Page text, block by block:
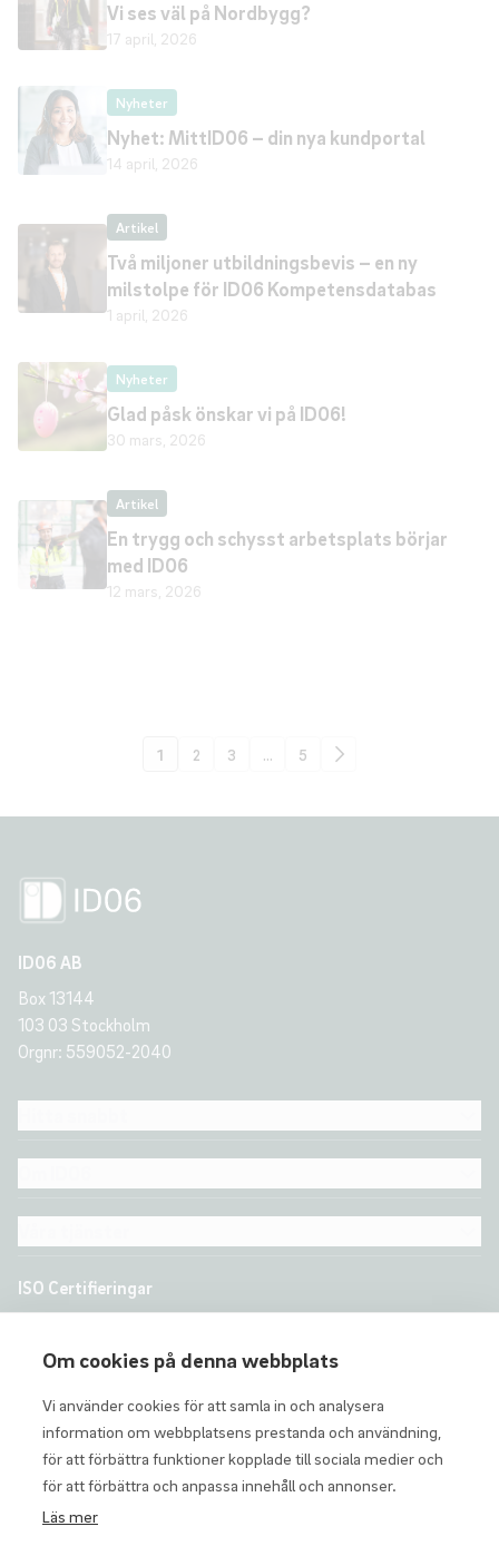
Om cookies på denna webbplats
Vi använder cookies för att samla in och analysera
information om webbplatsens prestanda och användning,
för att förbättra funktioner kopplade till sociala medier och
för att förbättra och anpassa innehåll och annonser.
Läs mer
Vi ses väl på Nordbygg?
17 april, 2026
Nyheter
Nyhet: MittID06 – din nya kundportal
14 april, 2026
Artikel
Två miljoner utbildningsbevis – en ny
milstolpe för ID06 Kompetensdatabas
1 april, 2026
Nyheter
Glad påsk önskar vi på ID06!
30 mars, 2026
Artikel
En trygg och schysst arbetsplats börjar
med ID06
12 mars, 2026
1 2 3 … 5
ID06 AB
Box 13144
103 03 Stockholm
Orgnr: 559052-2040
ISO Certifieringar
Visselblåsarfunktion